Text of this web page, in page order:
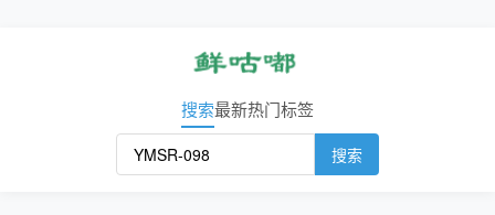
搜索最新热门标签
搜索